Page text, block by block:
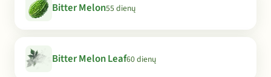
Bitter Melon55 dienų
Bitter Melon Leaf60 dienų